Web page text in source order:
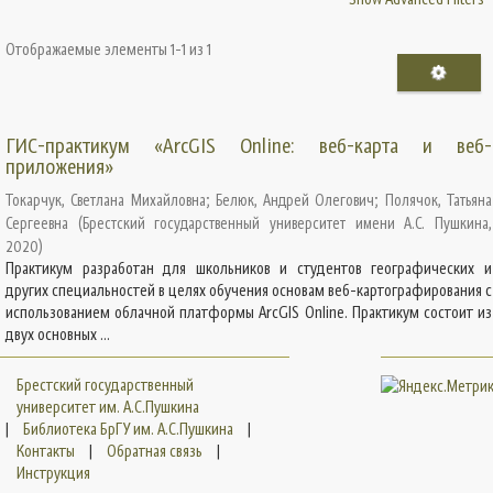
Отображаемые элементы 1-1 из 1
ГИС-практикум «ArcGIS Online: веб-карта и веб-
приложения»
Токарчук, Светлана Михайловна; Белюк, Андрей Олегович; Полячок, Татьяна
Сергеевна
(Брестский государственный университет имени А.С. Пушкина,
2020)
Практикум разработан для школьников и студентов географических и
других специальностей в целях обучения основам веб-картографирования с
использованием облачной платформы ArcGIS Online. Практикум состоит из
двух основных ...
Брестский государственный
университет им. А.С.Пушкина
|
Библиотека БрГУ им. А.С.Пушкина
|
Контакты
| Обратная связь
|
Инструкция